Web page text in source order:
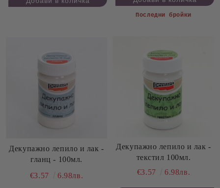
Последни бройки
Декупажно лепило и лак -
гланц - 100мл.
€3.57
6.98лв.
Декупажно лепило и лак -
текстил 100мл.
€3.57
6.98лв.